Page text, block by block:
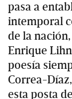
pasa a
intemporal
de la
Enrique
poesía
Correa-
esta posta